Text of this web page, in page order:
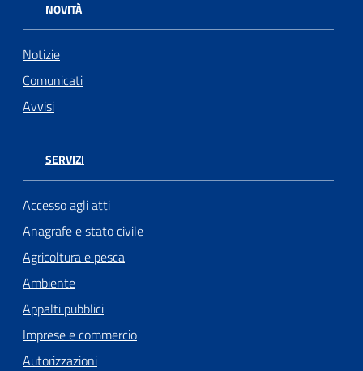
NOVITÀ
Notizie
Comunicati
Avvisi
SERVIZI
Accesso agli atti
Anagrafe e stato civile
Agricoltura e pesca
Ambiente
Appalti pubblici
Imprese e commercio
Autorizzazioni